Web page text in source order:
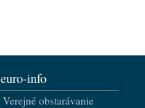
euro-info
Verejné obstarávanie